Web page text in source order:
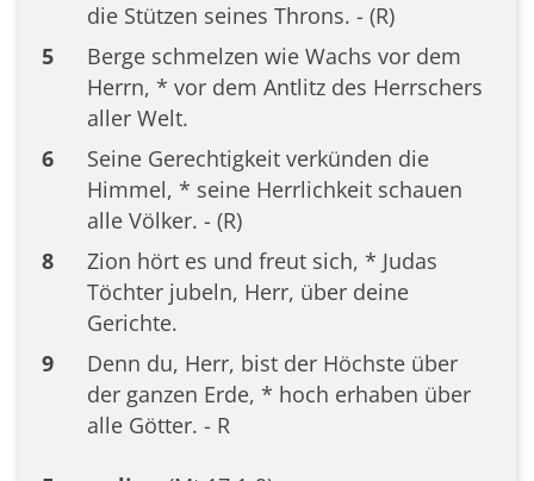
die Stützen seines Throns. - (R)
5
Berge schmelzen wie Wachs vor dem
Herrn, * vor dem Antlitz des Herrschers
aller Welt.
6
Seine Gerechtigkeit verkünden die
Himmel, * seine Herrlichkeit schauen
alle Völker. - (R)
8
Zion hört es und freut sich, * Judas
Töchter jubeln, Herr, über deine
Gerichte.
9
Denn du, Herr, bist der Höchste über
der ganzen Erde, * hoch erhaben über
alle Götter. - R